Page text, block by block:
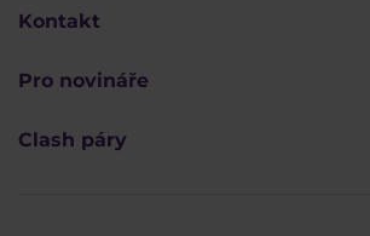
Kontakt
Pro novináře
Clash páry